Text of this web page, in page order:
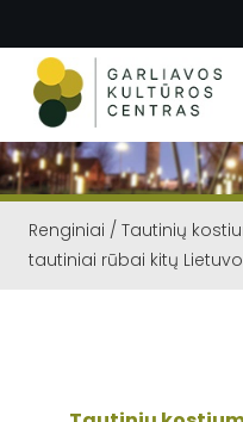
Renginiai / Tautinių
tautiniai rūbai kitų